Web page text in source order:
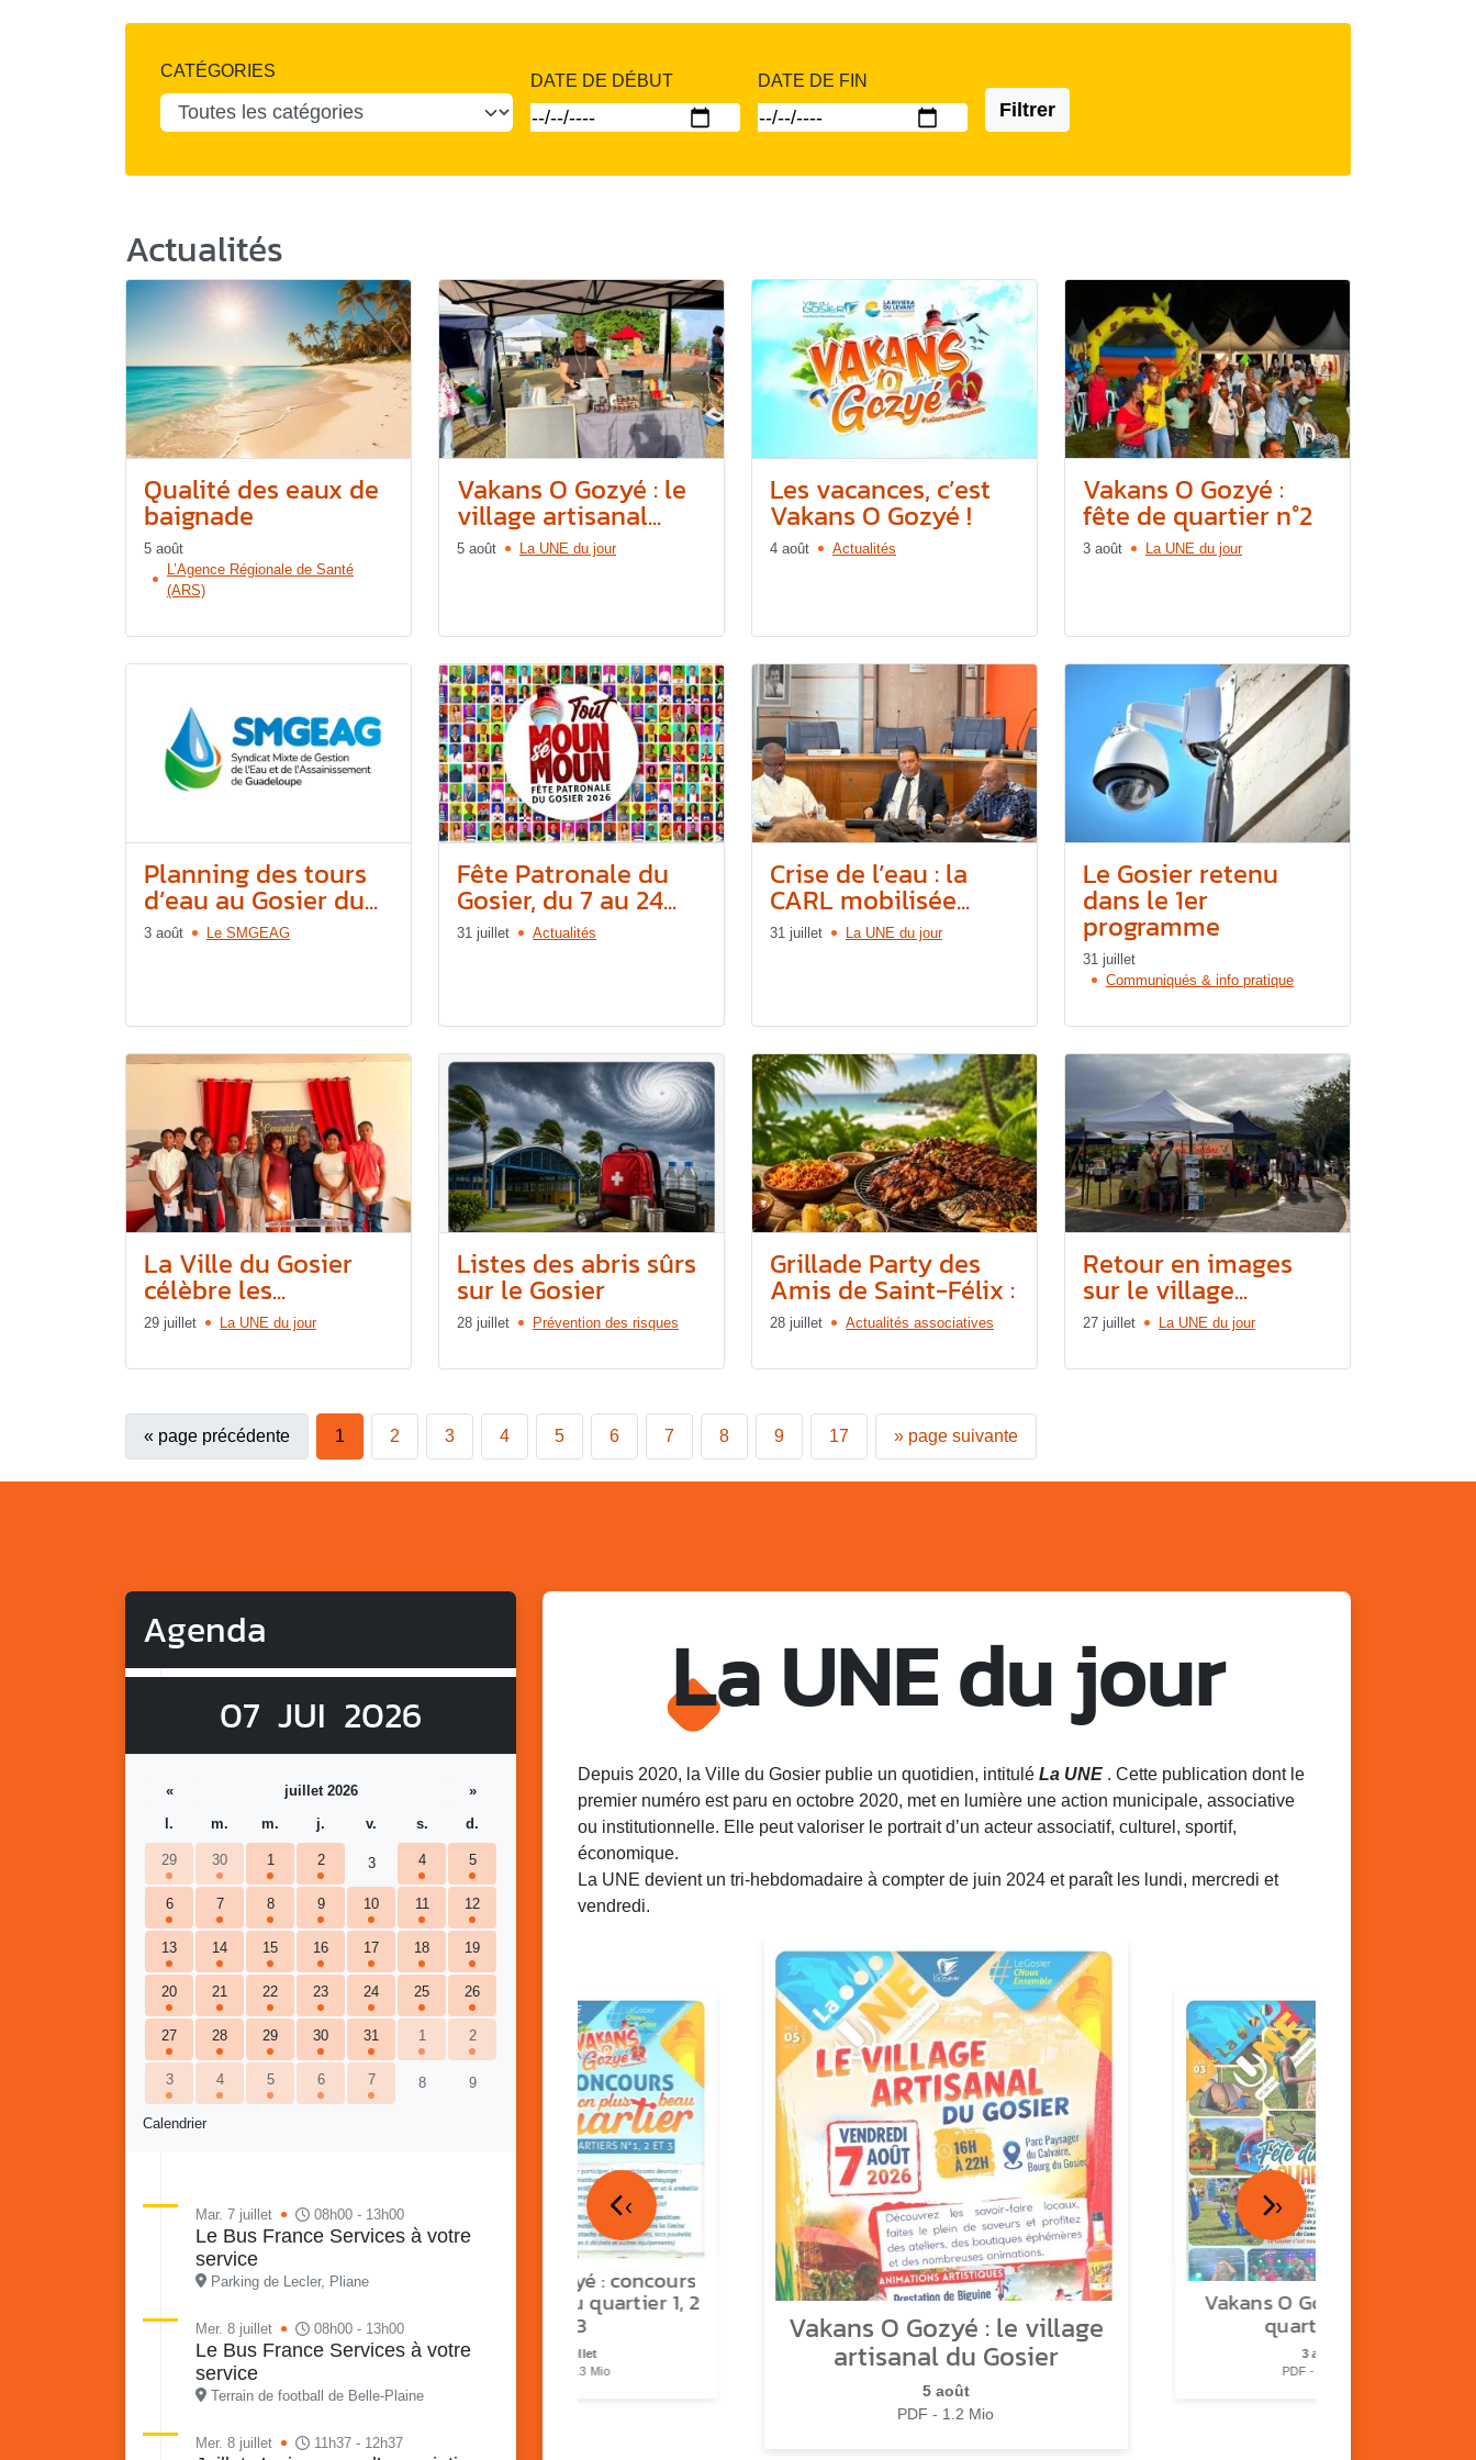
CATÉGORIES
DATE DE DÉBUT DATE DE FIN
Filtrer
Actualités
Qualité des eaux de
baignade
5 août
L’Agence Régionale de Santé
(ARS)
Vakans O Gozyé : le
village artisanal...
5 août La UNE du jour
Les vacances, c’est
Vakans O Gozyé !
4 août Actualités
Vakans O Gozyé :
fête de quartier n°2
3 août La UNE du jour
Planning des tours
d’eau au Gosier du...
3 août Le SMGEAG
Fête Patronale du
Gosier, du 7 au 24...
31 juillet Actualités
Crise de l’eau : la
CARL mobilisée...
31 juillet La UNE du jour
Le Gosier retenu
dans le 1er
programme
31 juillet
Communiqués & info pratique
La Ville du Gosier
célèbre les...
29 juillet La UNE du jour
Listes des abris sûrs
sur le Gosier
28 juillet Prévention des risques
Grillade Party des
Amis de Saint-Félix :
28 juillet Actualités associatives
Retour en images
sur le village...
27 juillet La UNE du jour
« page précédente 1 2 3 4 5 6 7 8 9 17 » page suivante
Agenda
07 JUI 2026
Calendrier
« juillet 2026
»
l.
m. m. j. v. s. d.
29 30 1 2 3 4 5
6 7 8 9 10 11 12
13 14 15 16 17 18 19
20 21 22 23 24 25 26
27 28 29 30 31 1 2
3 4 5 6 7 8 9
Mar. 7 juillet 08h00 - 13h00
Le Bus France Services à votre
service
Parking de Lecler, Pliane
Mer. 8 juillet 08h00 - 13h00
Le Bus France Services à votre
service
Terrain de football de Belle-Plaine
Mer. 8 juillet 11h37 - 12h37
La UNE du jour
Depuis 2020, la Ville du Gosier publie un quotidien, intitulé La UNE . Cette publication dont le
premier numéro est paru en octobre 2020, met en lumière une action municipale, associative
ou institutionnelle. Elle peut valoriser le portrait d’un acteur associatif, culturel, sportif,
économique.
La UNE devient un tri-hebdomadaire à compter de juin 2024 et paraît les lundi, mercredi et
vendredi.
Retour en images sur
Vakans O Gozyé animations
du samedi 18 juillet : Partir
en livre, fête du conseil de
summer volley
23 juillet
PDF - 5.1 Mio
Vakans o Gozyé : concours
mon plus beau quartier 1, 2
& 3
17 juillet
PDF - 1.3 Mio
Vakans O Gozyé : le village
artisanal du Gosier
5 août
PDF - 1.2 Mio
Vakans O Gozyé : fête de
quartier n°2
3 août
PDF - 2.3 Mio
‹ ›